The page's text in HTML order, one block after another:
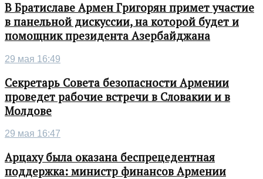
В Братиславе Армен Григорян примет участие
в панельной дискуссии, на которой будет и
помощник президента Азербайджана
29 мая 16:49
Секретарь Совета безопасности Армении
проведет рабочие встречи в Словакии и в
Молдове
29 мая 16:47
Арцаху была оказана беспрецедентная
поддержка: министр финансов Армении